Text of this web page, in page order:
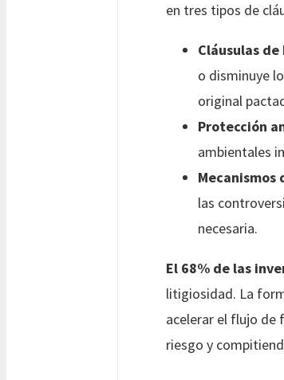
en tres tipos de
Cláusulas
o disminuye
original
Protección
ambientales
Mecanismos
las
necesaria.
El 68% de las
litigiosidad. La
acelerar el flujo de
riesgo y